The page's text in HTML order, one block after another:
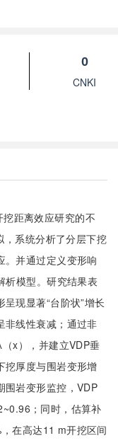
0
CNKI
距离效应研究的不
，系统分析了分层下挖
。并通过定义变形响
析模型。研究结果表
现显著“台阶状”增长
非线性衰减；通过非
x），并建立VDP垂
挖厚度与围岩变形增
围岩变形监控，VDP
；同时，估算补
在高达11 m开挖区间